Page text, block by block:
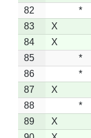
82
*
83
X
84
X
85
*
86
*
87
X
88
*
89
X